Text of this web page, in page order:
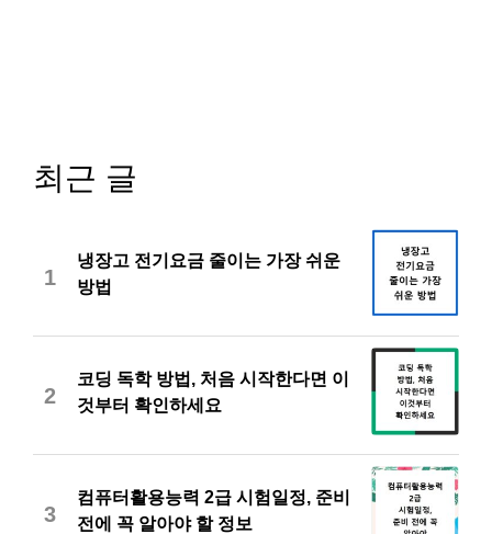
최근 글
1
냉장고 전기요금 줄이는 가장 쉬운
방법
2
코딩 독학 방법, 처음 시작한다면 이
것부터 확인하세요
3
컴퓨터활용능력 2급 시험일정, 준비
전에 꼭 알아야 할 정보